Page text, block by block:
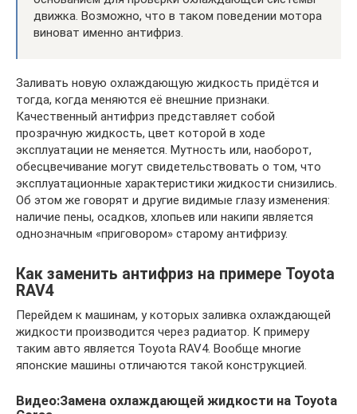
движка. Возможно, что в таком поведении мотора
виноват именно антифриз.
Заливать новую охлаждающую жидкость придётся и
тогда, когда меняются её внешние признаки.
Качественный антифриз представляет собой
прозрачную жидкость, цвет которой в ходе
эксплуатации не меняется. Мутность или, наоборот,
обесцвечивание могут свидетельствовать о том, что
эксплуатационные характеристики жидкости снизились.
Об этом же говорят и другие видимые глазу изменения:
наличие пены, осадков, хлопьев или накипи является
однозначным «приговором» старому антифризу.
Как заменить антифриз на примере Toyota
RAV4
Перейдем к машинам, у которых заливка охлаждающей
жидкости производится через радиатор. К примеру
таким авто является Toyota RAV4. Вообще многие
японские машины отличаются такой конструкцией.
Видео:Замена охлаждающей жидкости на Toyota